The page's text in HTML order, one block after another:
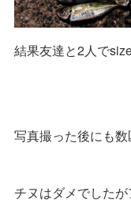
結果友達と2人で
写真撮った後にも数
チヌはダメでした